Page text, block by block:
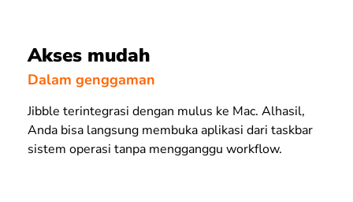
Akses mudah
Dalam genggaman
Jibble terintegrasi dengan mulus ke Mac. Alhasil,
Anda bisa langsung membuka aplikasi dari taskbar
sistem operasi tanpa mengganggu workflow.